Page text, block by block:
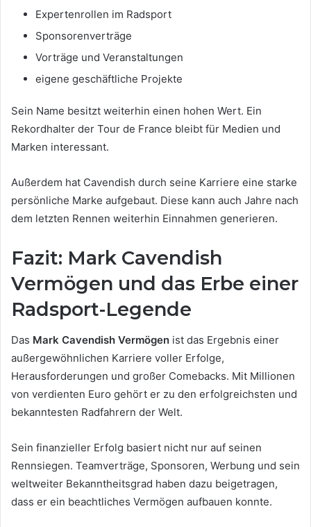
Expertenrollen im Radsport
Sponsorenverträge
Vorträge und Veranstaltungen
eigene geschäftliche Projekte
Sein Name besitzt weiterhin einen hohen Wert. Ein
Rekordhalter der Tour de France bleibt für Medien und
Marken interessant.
Außerdem hat Cavendish durch seine Karriere eine starke
persönliche Marke aufgebaut. Diese kann auch Jahre nach
dem letzten Rennen weiterhin Einnahmen generieren.
Fazit: Mark Cavendish
Vermögen und das Erbe einer
Radsport-Legende
Das Mark Cavendish Vermögen ist das Ergebnis einer
außergewöhnlichen Karriere voller Erfolge,
Herausforderungen und großer Comebacks. Mit Millionen
von verdienten Euro gehört er zu den erfolgreichsten und
bekanntesten Radfahrern der Welt.
Sein finanzieller Erfolg basiert nicht nur auf seinen
Rennsiegen. Teamverträge, Sponsoren, Werbung und sein
weltweiter Bekanntheitsgrad haben dazu beigetragen,
dass er ein beachtliches Vermögen aufbauen konnte.